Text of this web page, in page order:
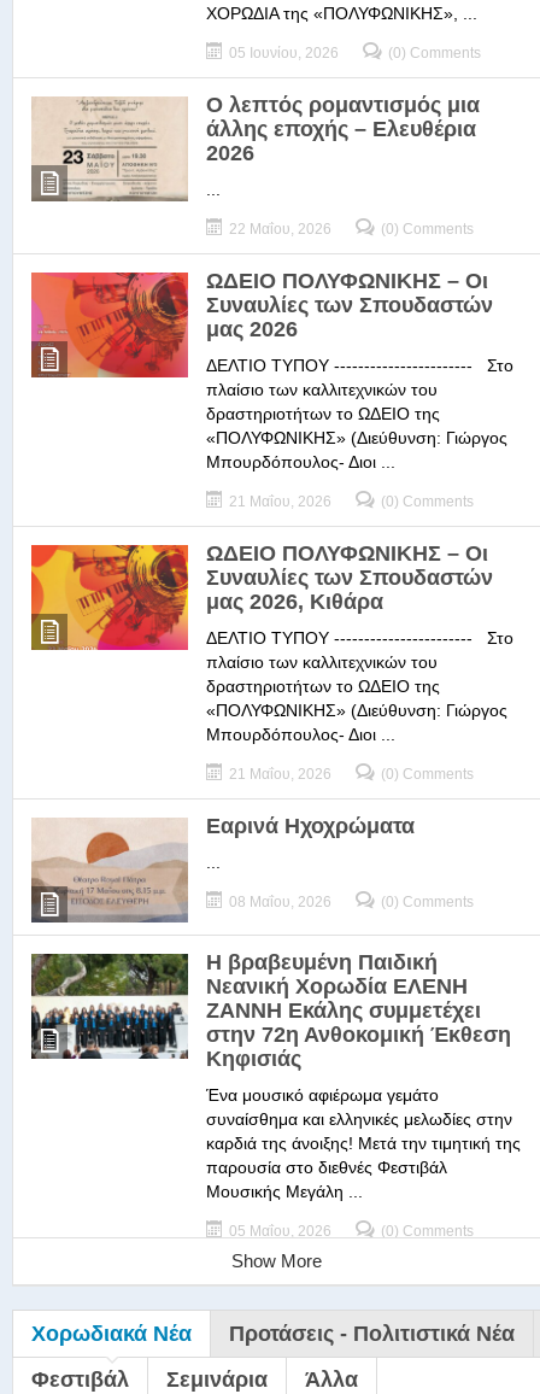
ΧΟΡΩΔΙΑ της «ΠΟΛΥΦΩΝΙΚΗΣ», ...
05 Ιουνίου, 2026 (0) Comments
Ο λεπτός ρομαντισμός μια
άλλης εποχής – Ελευθέρια
2026
22 Μαΐου, 2026 (0) Comments
ΩΔΕΙΟ ΠΟΛΥΦΩΝΙΚΗΣ – Οι
Συναυλίες των Σπουδαστών
μας 2026
ΔΕΛΤΙΟ ΤΥΠΟΥ ----------------------- Στο
πλαίσιο των καλλιτεχνικών του
δραστηριοτήτων το ΩΔΕΙΟ της
«ΠΟΛΥΦΩΝΙΚΗΣ» (Διεύθυνση: Γιώργος
Μπουρδόπουλος- Διοι ...
21 Μαΐου, 2026 (0) Comments
ΩΔΕΙΟ ΠΟΛΥΦΩΝΙΚΗΣ – Οι
Συναυλίες των Σπουδαστών
μας 2026, Κιθάρα
ΔΕΛΤΙΟ ΤΥΠΟΥ ----------------------- Στο
πλαίσιο των καλλιτεχνικών του
δραστηριοτήτων το ΩΔΕΙΟ της
«ΠΟΛΥΦΩΝΙΚΗΣ» (Διεύθυνση: Γιώργος
Μπουρδόπουλος- Διοι ...
21 Μαΐου, 2026 (0) Comments
Εαρινά Ηχοχρώματα
08 Μαΐου, 2026 (0) Comments
Η βραβευμένη Παιδική
Νεανική Χορωδία ΕΛΕΝΗ
ΖΑΝΝΗ Εκάλης συμμετέχει
στην 72η Ανθοκομική Έκθεση
Κηφισιάς
Ένα μουσικό αφιέρωμα γεμάτο
συναίσθημα και ελληνικές μελωδίες στην
καρδιά της άνοιξης! Μετά την τιμητική της
παρουσία στο διεθνές Φεστιβάλ
Μουσικής Μεγάλη ...
05 Μαΐου, 2026 (0) Comments
Show More
Χορωδιακά Νέα
Προτάσεις - Πολιτιστικά Νέα
Φεστιβάλ
Σεμινάρια Άλλα